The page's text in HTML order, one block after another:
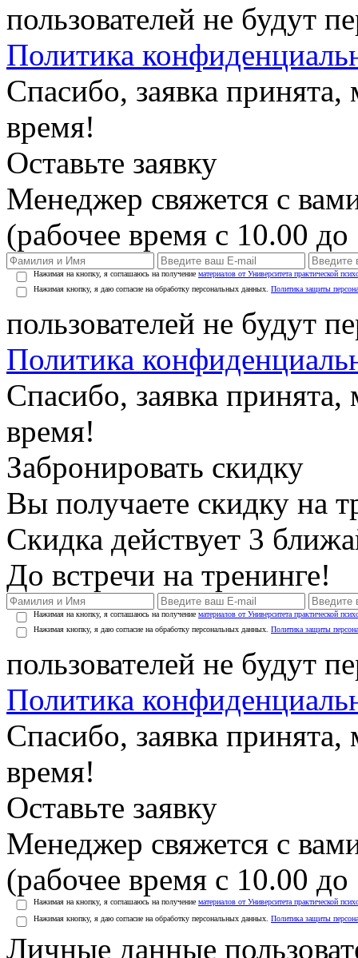
пользователей не будут
Политика
Спасибо, заявка
время!
Оставьте заявку
Менеджер свяжется с
(рабочее время с 10.00
Нажимая на кнопку, я соглашаюсь на получение материалов от Университета практической
Нажимая кнопку, я даю согласие на обработку персональных данных. Политика защиты
пользователей не будут
Политика
Спасибо, заявка
время!
Забронировать скидку
Вы получаете скидку на
Скидка действует 3
До встречи на тренинге!
Нажимая на кнопку, я соглашаюсь на получение материалов от Университета практической
Нажимая кнопку, я даю согласие на обработку персональных данных. Политика защиты
пользователей не будут
Политика
Спасибо, заявка
время!
Оставьте заявку
Менеджер свяжется с
(рабочее время с 10.00
Нажимая на кнопку, я соглашаюсь на получение материалов от Университета практической
Нажимая кнопку, я даю согласие на обработку персональных данных. Политика защиты
Личные данные